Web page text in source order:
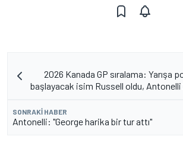
2026 Kanada GP sıralama: Yarışa
başlayacak isim Russell oldu, Antonelli
SONRAKI HABER
Antonelli: "George harika bir tur attı"